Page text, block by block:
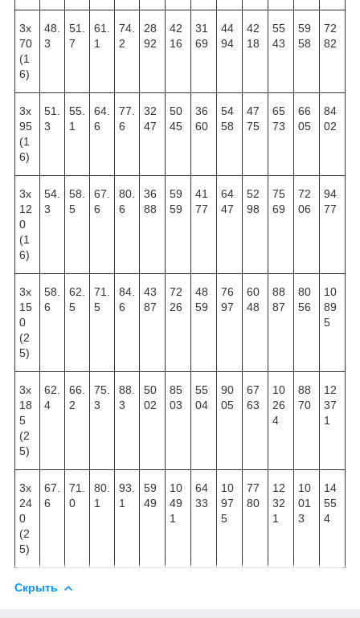
3х
70
(1
6)
48.
3
51.
7
61.
1
74.
2
28
92
42
16
31
69
44
94
42
18
55
43
59
58
72
82
3х
95
(1
6)
51.
3
55.
1
64.
6
77.
6
32
47
50
45
36
60
54
58
47
75
65
73
66
05
84
02
3х
12
0
(1
6)
54.
3
58.
5
67.
6
80.
6
36
88
59
59
41
77
64
47
52
98
75
69
72
06
94
77
3х
15
0
(2
5)
58.
6
62.
5
71.
5
84.
6
43
87
72
26
48
59
76
97
60
48
88
87
80
56
10
89
5
3х
18
5
(2
5)
62.
4
66.
2
75.
3
88.
3
50
02
85
03
55
04
90
05
67
63
10
26
4
88
70
12
37
1
3х
24
0
(2
5)
67.
6
71.
0
80.
1
93.
1
59
49
10
49
1
64
33
10
97
5
77
80
12
32
1
10
01
3
14
55
4
Скрыть